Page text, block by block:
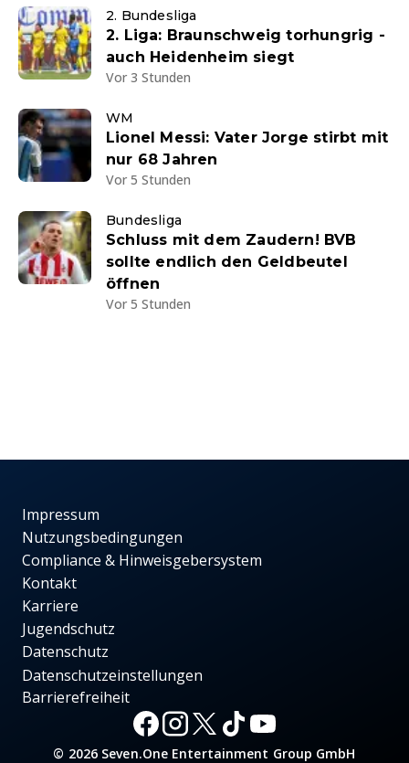
2. Bundesliga
2. Liga: Braunschweig torhungrig -
auch Heidenheim siegt
Vor 3 Stunden
WM
Lionel Messi: Vater Jorge stirbt mit
nur 68 Jahren
Vor 5 Stunden
Bundesliga
Schluss mit dem Zaudern! BVB
sollte endlich den Geldbeutel
öffnen
Vor 5 Stunden
Impressum
Nutzungsbedingungen
Compliance & Hinweisgebersystem
Kontakt
Karriere
Jugendschutz
Datenschutz
Datenschutzeinstellungen
Barrierefreiheit
© 2026 Seven.One Entertainment Group GmbH